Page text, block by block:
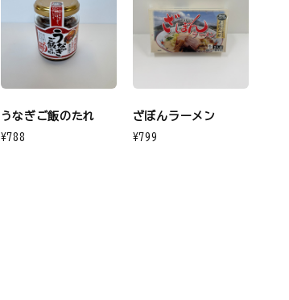
うなぎご飯のたれ
¥788
ざぼんラーメン
¥799